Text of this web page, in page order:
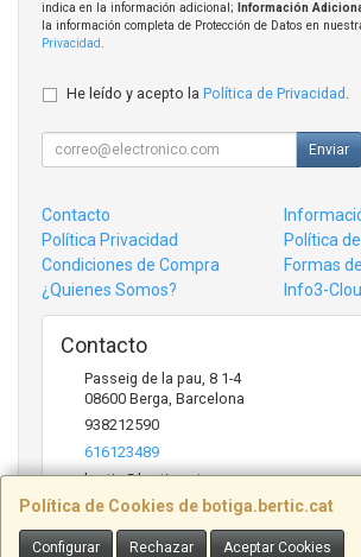
Política de Cookies de botiga.bertic.cat
Configurar Rechazar Aceptar Cookies
indica en la información adicional;
Información
la información completa de Protección de Datos en
Privacidad
He leído y acepto la Política de Privacidad .
Enviar
Contacto
Política Privacidad
Política
Condiciones de Compra
Formas
¿Quienes Somos?
Info3-
Contacto
Passeig de la pau, 8 1-4
08600 Berga, Barcelona
938212590
616123489
bertic@bertic.cat